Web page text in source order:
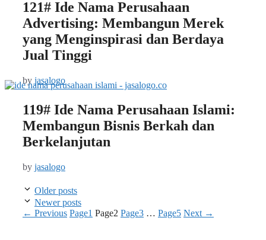
121# Ide Nama Perusahaan
Advertising: Membangun Merek
yang Menginspirasi dan Berdaya
Jual Tinggi
by jasalogo
119# Ide Nama Perusahaan Islami:
Membangun Bisnis Berkah dan
Berkelanjutan
by jasalogo
Older posts
Newer posts
← Previous Page1 Page2 Page3 … Page5 Next →